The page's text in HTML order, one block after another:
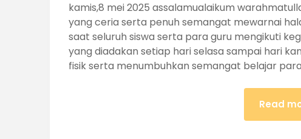
kamis,8 mei 2025 assalamualaikum
yang ceria serta penuh semangat mewarnai
saat seluruh siswa serta para guru mengikuti
yang diadakan setiap hari selasa sampai hari
fisik serta menumbuhkan semangat belajar
Read